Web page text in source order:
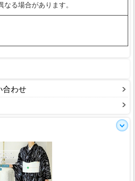
る場合があります。
合わせ